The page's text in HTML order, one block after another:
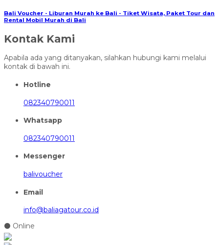
Bali Voucher - Liburan Murah ke Bali - Tiket Wisata, Paket Tour dan
Rental Mobil Murah di Bali
Kontak Kami
Apabila ada yang ditanyakan, silahkan hubungi kami melalui
kontak di bawah ini.
Hotline
082340790011
Whatsapp
082340790011
Messenger
balivoucher
Email
info@baliagatour.co.id
⚫ Online